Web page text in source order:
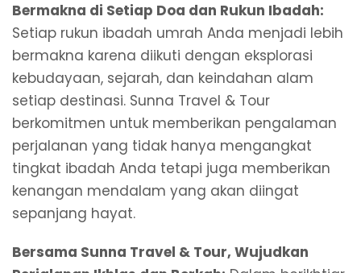
Bermakna di Setiap Doa dan Rukun Ibadah:
Setiap rukun ibadah umrah Anda menjadi lebih
bermakna karena diikuti dengan eksplorasi
kebudayaan, sejarah, dan keindahan alam
setiap destinasi. Sunna Travel & Tour
berkomitmen untuk memberikan pengalaman
perjalanan yang tidak hanya mengangkat
tingkat ibadah Anda tetapi juga memberikan
kenangan mendalam yang akan diingat
sepanjang hayat.
Bersama Sunna Travel & Tour, Wujudkan